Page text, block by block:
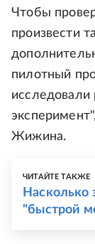
Чтобы
произвести
пилотный
исследовали
Жижина.
ЧИТАЙТЕ ТАКЖЕ
Насколько
"быстрой